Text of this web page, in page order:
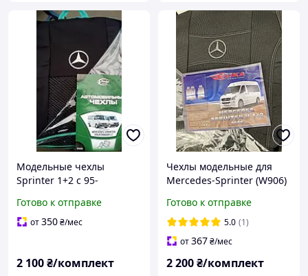
Модельные чехлы
Sprinter 1+2 с 95-
Готово к отправке
от350₴/мес
2 100₴/комплект
Чехлы модельные для
Mercedes-Sprinter (W906)
Готово к отправке
5.0 (1)
от367₴/мес
2 200₴/комплект